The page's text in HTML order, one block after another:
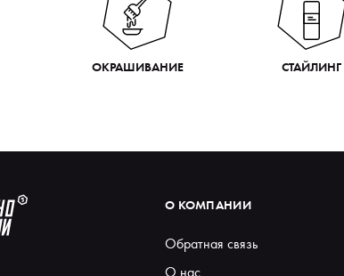
ОКРАШИВАНИЕ СТАЙЛИНГ
О КОМПАНИИ
Обратная связь
О нас